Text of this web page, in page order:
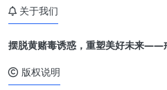
关于我们
摆脱黄赌毒诱惑，重塑美好未来——
版权说明